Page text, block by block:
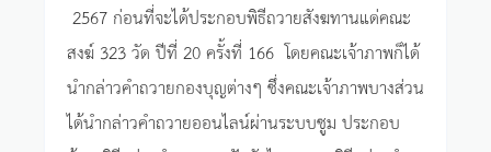
2567 ก่อนที่จะได้ประกอบพิธีถวายสังฆทานแด่คณะ
สงฆ์ 323 วัด ปีที่ 20 ครั้งที่ 166 โดยคณะเจ้าภาพก็ได้
นำกล่าวคำถวายกองบุญต่างๆ ซึ่งคณะเจ้าภาพบางส่วน
ได้นำกล่าวคำถวายออนไลน์ผ่านระบบซูม ประกอบ